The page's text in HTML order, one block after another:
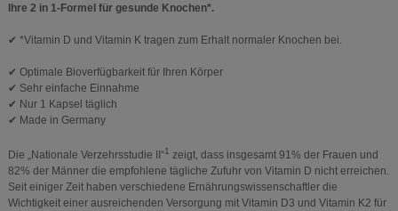
Ihre 2 in 1-Formel für gesunde Knochen*.
✔ *Vitamin D und Vitamin K tragen zum Erhalt normaler Knochen bei.
✔ Optimale Bioverfügbarkeit für Ihren Körper
✔ Sehr einfache Einnahme
✔ Nur 1 Kapsel täglich
✔ Made in Germany
Die „Nationale Verzehrsstudie II“1 zeigt, dass insgesamt 91% der Frauen und
82% der Männer die empfohlene tägliche Zufuhr von Vitamin D nicht erreichen.
Seit einiger Zeit haben verschiedene Ernährungswissenschaftler die
Wichtigkeit einer ausreichenden Versorgung mit Vitamin D3 und Vitamin K2 für